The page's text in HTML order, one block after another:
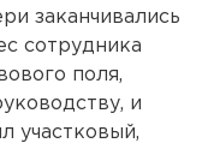
заканчивались
сотрудника
поля,
и
участковый,